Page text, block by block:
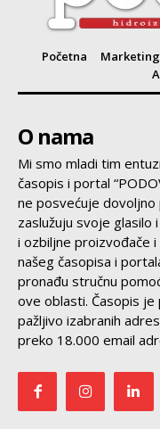
Početna Marketing
O nama
Mi smo mladi tim
časopis i portal
ne posvećuje dovoljno
zaslužuju svoje glasilo
i ozbiljne proizvođače
našeg časopisa i
pronađu stručnu
ove oblasti. Časopis
pažljivo izabranih
preko 18.000 email